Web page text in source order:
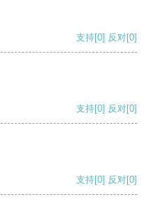
支持[0] 反对[0]
支持[0] 反对[0]
支持[0] 反对[0]